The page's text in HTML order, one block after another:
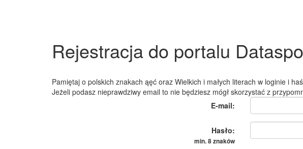
Rejestracja do portalu
Pamiętaj o polskich znakach ąęć oraz Wielkich i małych literach w loginie i
Jeżeli podasz nieprawdziwy email to nie będziesz mógł skorzystać z
E-mail:
Hasło:
min. 8 znaków